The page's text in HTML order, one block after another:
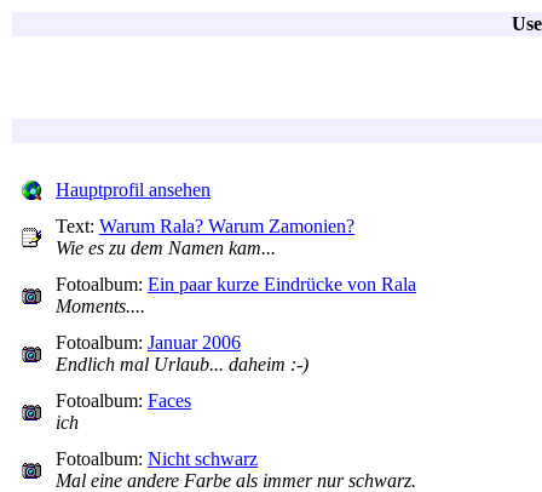
Hauptprofil ansehen
Text: Warum Rala? Warum Zamonien?
Wie es zu dem Namen kam...
Fotoalbum: Ein paar kurze Eindrücke von Rala
Moments....
Fotoalbum: Januar 2006
Endlich mal Urlaub... daheim :-)
Fotoalbum: Faces
ich
Fotoalbum: Nicht schwarz
Mal eine andere Farbe als immer nur schwarz.